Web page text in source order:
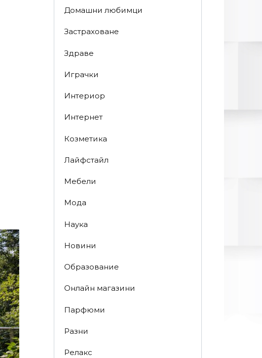
Домашни любимци
Застраховане
Здраве
Играчки
Интериор
Интернет
Козметика
Лайфстайл
Мебели
Мода
Наука
Новини
Образование
Онлайн магазини
Парфюми
Разни
Релакс